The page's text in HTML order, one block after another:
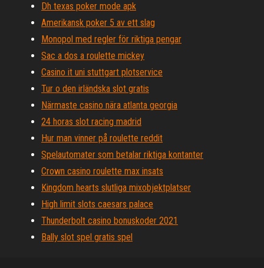
Dh texas poker mode apk
Amerikansk poker 5 av ett slag
Monopol med regler för riktiga pengar
Sac a dos a roulette mickey
Casino it uni stuttgart plotservice
Tur o den irländska slot gratis
Närmaste casino nära atlanta georgia
24 horas slot racing madrid
Hur man vinner på roulette reddit
Spelautomater som betalar riktiga kontanter
Crown casino roulette max insats
Kingdom hearts slutliga mixobjektplatser
High limit slots caesars palace
Thunderbolt casino bonuskoder 2021
Bally slot spel gratis spel